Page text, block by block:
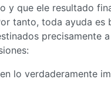
y que ele resultado
tanto, toda ayuda es
precisamente
lo verdaderamente